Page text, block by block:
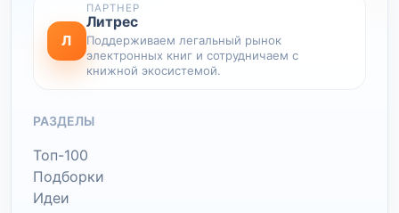
Л
ПАРТНЕР
Литрес
Поддерживаем легальный рынок
электронных книг и сотрудничаем с
книжной экосистемой.
РАЗДЕЛЫ
Топ-100
Подборки
Идеи